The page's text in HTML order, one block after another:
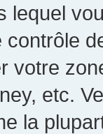
lequel
votre
etc.
la